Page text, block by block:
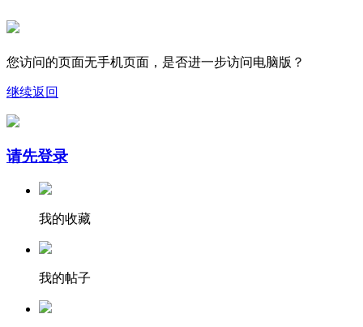
您访问的页面无手机页面，是否进一步访问电脑版？
继续返回
请先登录
我的收藏
我的帖子